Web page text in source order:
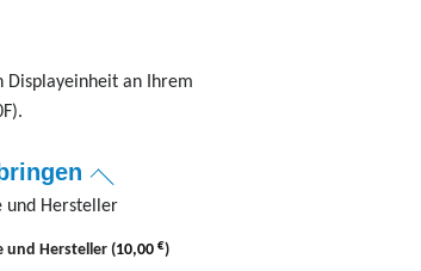
Displayeinheit an Ihrem
und Hersteller
und Hersteller(10,00€)